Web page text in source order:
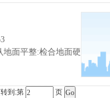
面平整:检合地面硬
到:第 页